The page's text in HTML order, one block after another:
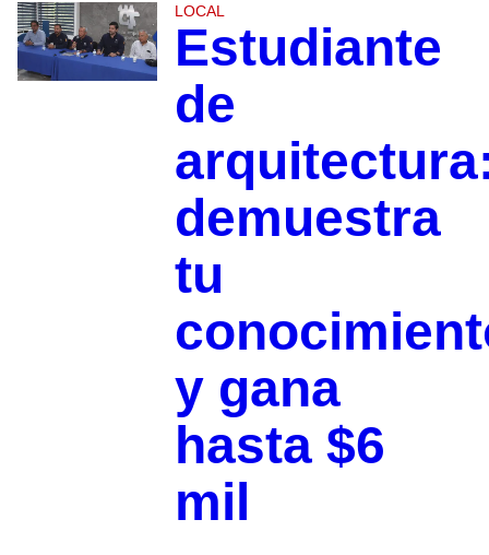
LOCAL
Estudiante
de
demuestra
tu
y gana
hasta $6
mil